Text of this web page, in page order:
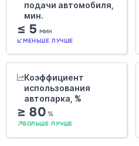
подачи автомобиля,
мин.
≤ 5 мин
МЕНЬШЕ ЛУЧШЕ
Коэффициент
использования
автопарка, %
≥ 80%
БОЛЬШЕ ЛУЧШЕ